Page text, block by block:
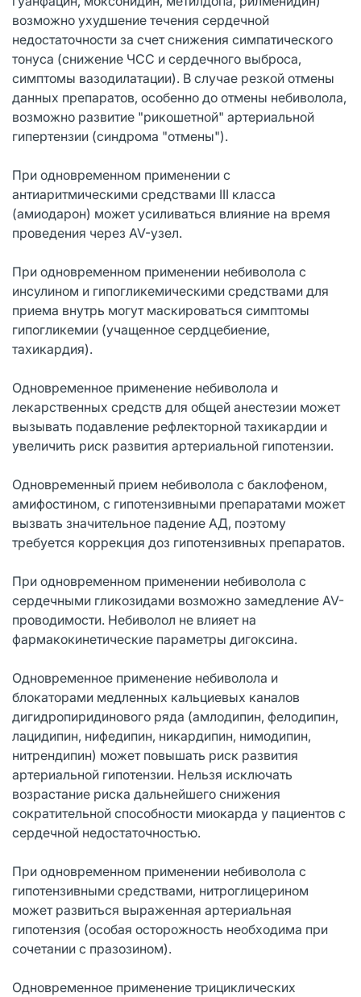
возможно ухудшение течения сердечной
недостаточности за счет снижения симпатического
тонуса (снижение ЧСС и сердечного выброса,
симптомы вазодилатации). В случае резкой отмены
данных препаратов, особенно до отмены небиволола,
возможно развитие "рикошетной" артериальной
гипертензии (синдрома "отмены").
При одновременном применении с
антиаритмическими средствами III класса
(амиодарон) может усиливаться влияние на время
проведения через AV-узел.
При одновременном применении небиволола с
инсулином и гипогликемическими средствами для
приема внутрь могут маскироваться симптомы
гипогликемии (учащенное сердцебиение,
тахикардия).
Одновременное применение небиволола и
лекарственных средств для общей анестезии может
вызывать подавление рефлекторной тахикардии и
увеличить риск развития артериальной гипотензии.
Одновременный прием небиволола с баклофеном,
амифостином, с гипотензивными препаратами может
вызвать значительное падение АД, поэтому
требуется коррекция доз гипотензивных препаратов.
При одновременном применении небиволола с
сердечными гликозидами возможно замедление AV-
проводимости. Небиволол не влияет на
фармакокинетические параметры дигоксина.
Одновременное применение небиволола и
блокаторами медленных кальциевых каналов
дигидропиридинового ряда (амлодипин, фелодипин,
лацидипин, нифедипин, никардипин, нимодипин,
нитрендипин) может повышать риск развития
артериальной гипотензии. Нельзя исключать
возрастание риска дальнейшего снижения
сократительной способности миокарда у пациентов с
сердечной недостаточностью.
При одновременном применении небиволола с
гипотензивными средствами, нитроглицерином
может развиться выраженная артериальная
гипотензия (особая осторожность необходима при
сочетании с празозином).
Одновременное применение трициклических